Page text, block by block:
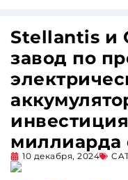
Stellantis и
завод по
миллиарда
10 декабря, 2024